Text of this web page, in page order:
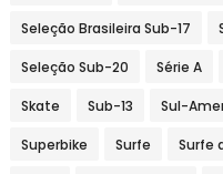
Seleção Brasileira Sub-17
Seleção Sub-20 Série A
Skate Sub-13 Sul-
Superbike Surfe Surfe